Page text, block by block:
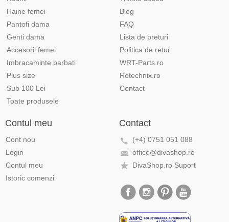
Haine femei
Pantofi dama
Genti dama
Accesorii femei
Imbracaminte barbati
Plus size
Sub 100 Lei
Toate produsele
Blog
FAQ
Lista de preturi
Politica de retur
WRT-Parts.ro
Rotechnix.ro
Contact
Contul meu
Cont nou
Login
Contul meu
Istoric comenzi
Contact
(+4) 0751 051 088
office@divashop.ro
DivaShop.ro Suport